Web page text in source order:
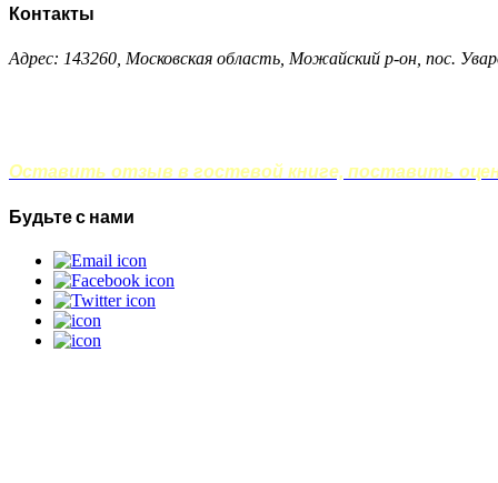
Контакты
Адрес: 143260, Московская область, Можайский р-он, пос.
Оставить отзыв в гостевой книге, поставить
Будьте с нами